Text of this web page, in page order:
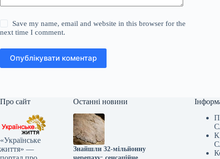
Save my name, email and website in this browser for the
next time I comment.
Опублікувати коментар
Про сайт
«Українське
життя» —
Останні новини
Знайшли 32-мільйонну